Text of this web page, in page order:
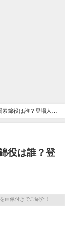
錦役は誰？登場人物
役は誰？登